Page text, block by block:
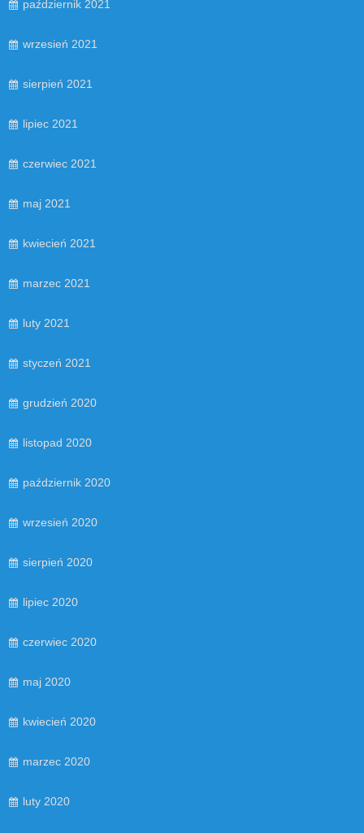
październik 2021
wrzesień 2021
sierpień 2021
lipiec 2021
czerwiec 2021
maj 2021
kwiecień 2021
marzec 2021
luty 2021
styczeń 2021
grudzień 2020
listopad 2020
październik 2020
wrzesień 2020
sierpień 2020
lipiec 2020
czerwiec 2020
maj 2020
kwiecień 2020
marzec 2020
luty 2020